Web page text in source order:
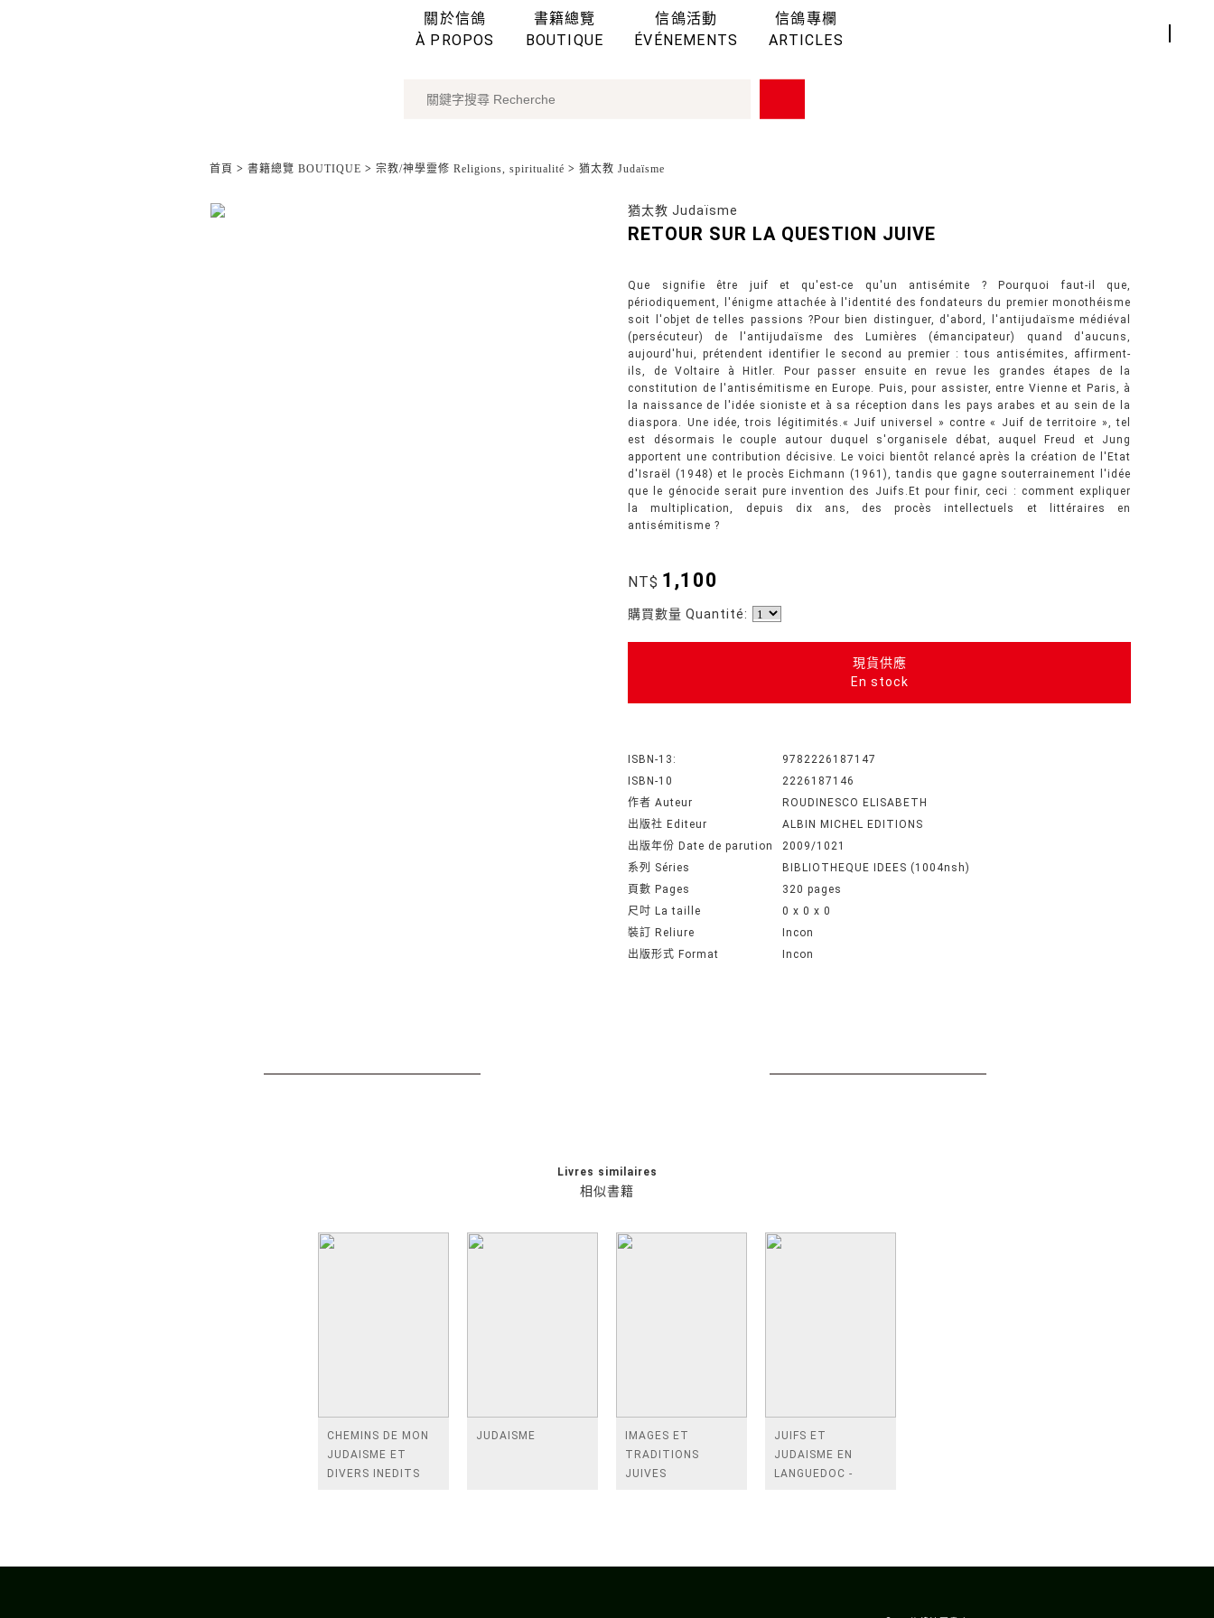
關於信鴿
À PROPOS
書籍總覽
BOUTIQUE
信鴿活動
ÉVÉNEMENTS
信鴿專欄
ARTICLES
首頁 > 書籍總覽 BOUTIQUE > 宗教/神學靈修 Religions, spiritualité > 猶太教 Judaïsme
猶太教 Judaïsme
RETOUR SUR LA QUESTION JUIVE
Que signifie être juif et qu'est-ce qu'un antisémite ? Pourquoi faut-il que,
périodiquement, l'énigme attachée à l'identité des fondateurs du premier monothéisme
soit l'objet de telles passions ?Pour bien distinguer, d'abord, l'antijudaïsme médiéval
(persécuteur) de l'antijudaïsme des Lumières (émancipateur) quand d'aucuns,
aujourd'hui, prétendent identifier le second au premier : tous antisémites, affirment-
ils, de Voltaire à Hitler. Pour passer ensuite en revue les grandes étapes de la
constitution de l'antisémitisme en Europe. Puis, pour assister, entre Vienne et Paris, à
la naissance de l'idée sioniste et à sa réception dans les pays arabes et au sein de la
diaspora. Une idée, trois légitimités.« Juif universel » contre « Juif de territoire », tel
est désormais le couple autour duquel s'organisele débat, auquel Freud et Jung
apportent une contribution décisive. Le voici bientôt relancé après la création de l'Etat
d'Israël (1948) et le procès Eichmann (1961), tandis que gagne souterrainement l'idée
que le génocide serait pure invention des Juifs.Et pour finir, ceci : comment expliquer
la multiplication, depuis dix ans, des procès intellectuels et littéraires en
antisémitisme ?
NT$ 1,100
購買數量 Quantité:
現貨供應
En stock
ISBN-13:
9782226187147
ISBN-10
2226187146
作者 Auteur
ROUDINESCO ELISABETH
出版社 Editeur
ALBIN MICHEL EDITIONS
出版年份 Date de parution
2009/1021
系列 Séries
BIBLIOTHEQUE IDEES (1004nsh)
頁數 Pages
320 pages
尺吋 La taille
0 x 0 x 0
裝訂 Reliure
Incon
出版形式 Format
Incon
相似書籍
Livres similaires
CHEMINS DE MON
JUDAISME ET
DIVERS INEDITS
JUDAISME
IMAGES ET
TRADITIONS
JUIVES
JUIFS ET
JUDAISME EN
LANGUEDOC -